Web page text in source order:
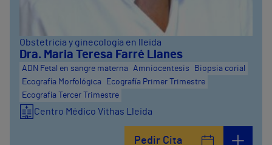
Obstetricia y ginecología en lleida
Dra. Maria Teresa Farré Llanes
ADN Fetal en sangre materna Amniocentesis
Biopsia corial
Ecografía Morfológica
Ecografía Primer Trimestre
Ecografía Tercer Trimestre
Centro Médico Vithas Lleida
Pedir Cita